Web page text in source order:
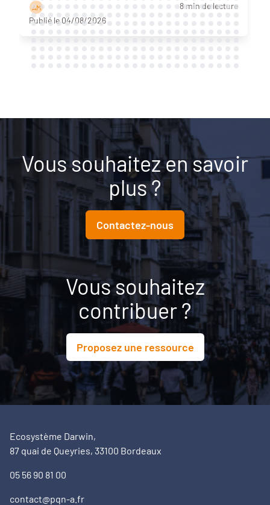
A M
8 min de lecture
Publié le 04/08/2026
Vous souhaitez en savoir
plus ?
Contactez-nous
Vous souhaitez
contribuer ?
Proposez une ressource
Ecosystème Darwin,
87 quai de Queyries, 33100 Bordeaux
05 56 90 81 00
contact@pqn-a.fr